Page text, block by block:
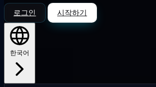
로그인 시작하기
한국어